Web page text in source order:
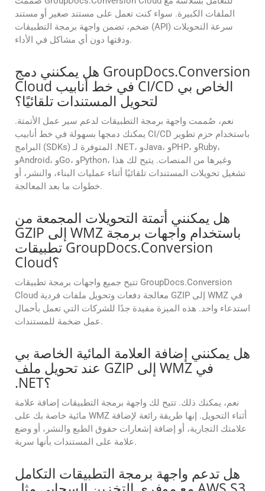
الملفات الكبيرة. سواء كنت تعمل على مستند صغير أو مستند
ضخم، تضمن واجهة برمجة التطبيقات (API) سرعة التحويلات
ودقتها دون أي مشاكل في الأداء.
هل يمكنني دمج GroupDocs.Conversion
Cloud في خط أنابيب CI/CD الخاص بي
لتحويل المستندات تلقائيًا؟
نعم، صُممت واجهة برمجة التطبيقات لدعم سير عمل الأتمتة.
يمكنك دمجها بسهولة في خط أنابيب CI/CD باستخدام حزم تطوير
البرامج (SDKs) المتوفرة لـ .NET، وJava، وPHP، وRuby،
وAndroid، وGo، وPython، وغيرها من المنصات. يتيح لك هذا
تشغيل تحويلات المستندات تلقائيًا أثناء عمليات البناء، والنشر، أو
خطوات ما بعد المعالجة.
هل يمكنني أتمتة التحويلات المجمعة من
GZIP إلى WMZ باستخدام واجهات برمجة
تطبيقات GroupDocs.Conversion
Cloud؟
تتيح جميع واجهات برمجة تطبيقات GroupDocs.Conversion
Cloud معالجة دفعات وتحويل ملفات فردية GZIP إلى WMZ في
استدعاء واحد. هذه الميزة مفيدة جدًا للشركات التي تعمل بأحمال
عمل ضخمة للمستندات.
هل يمكنني إضافة العلامة المائية الخاصة بي
عند تحويل ملف GZIP إلى WMZ في
.NET؟
نعم، يمكنك ذلك. تتيح لك واجهة برمجة التطبيقات إضافة علامة
مائية خاصة بك على WMZ أثناء التحويل. إنها طريقة رائعة لإضافة
علامتك التجارية، أو إضافة إشعارات حقوق الطبع والنشر، أو وضع
علامة على المستندات بأنها سرية.
هل تدعم واجهة برمجة التطبيقات التكامل